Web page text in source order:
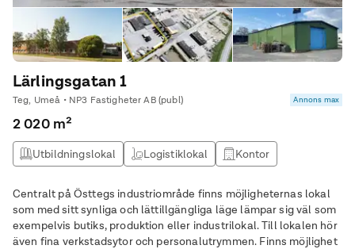
Lärlingsgatan 1
Teg, Umeå • NP3 Fastigheter AB (publ) Annons max
2 020 m²
Utbildningslokal Logistiklokal
Kontor
Centralt på Östtegs industriområde finns möjligheternas lokal
som med sitt synliga och lättillgängliga läge lämpar sig väl som
exempelvis butiks, produktion eller industrilokal. Till lokalen hör
även fina verkstadsytor och personalutrymmen. Finns möjlighet